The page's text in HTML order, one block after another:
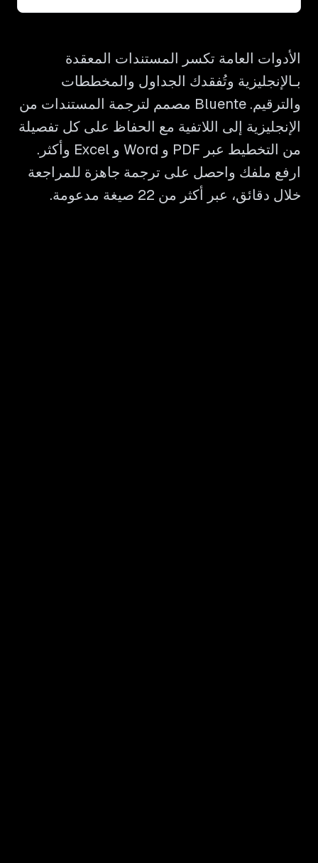
الأدوات العامة تكسر المستندات المعقدة
بـالإنجليزية وتُفقدك الجداول والمخططات
والترقيم. Bluente مصمم لترجمة المستندات من
الإنجليزية إلى اللاتفية مع الحفاظ على كل تفصيلة
من التخطيط عبر PDF و Word و Excel وأكثر.
ارفع ملفك واحصل على ترجمة جاهزة للمراجعة
خلال دقائق، عبر أكثر من 22 صيغة مدعومة.